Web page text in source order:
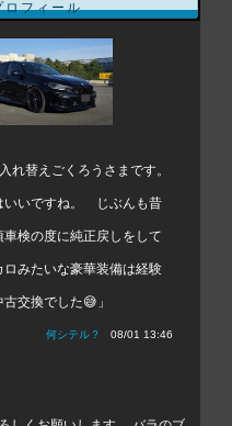
ロフィール
れ替えごくろうさまです。
いいですね。 じぶんも昔
車検の度に純正戻しをして
ロみたいな豪華装備は経験
交換でした😅」
何シテル？ 08/01 13:46